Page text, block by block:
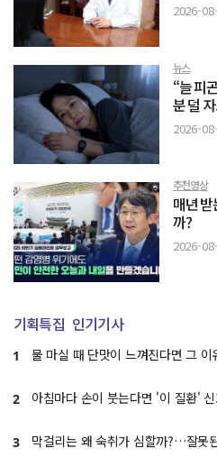
2026-
뉴스
“늘 피
분 덜
2026-
추천영상
매년
까?
2026-
기획특집 인기기사
1 물 마실 때 단맛이 느껴진다면 그 이
2 아침마다 손이 붓는다면 '이 질환'
3 막걸리는 왜 숙취가 심할까?…잘못